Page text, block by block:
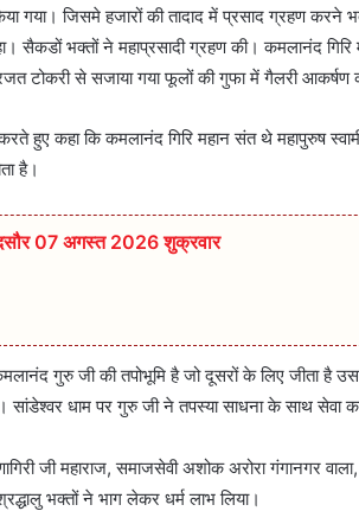
गया। जिसमे हजारों की तादाद में प्रसाद ग्रहण करने
सैकडों भक्तों ने महाप्रसादी ग्रहण की। कमलानंद गिरि
टोकरी से सजाया गया फूलों की गुफा में गैलरी आकर्षण
करते हुए कहा कि कमलानंद गिरि महान संत थे महापुरुष
है।
07 अगस्त 2026 शुक्रवार
गुरु जी की तपोभूमि है जो दूसरों के लिए जीता है
धाम पर गुरु जी ने तपस्या साधना के साथ सेवा
जी महाराज, समाजसेवी अशोक अरोरा गंगानगर
भक्तों ने भाग लेकर धर्म लाभ लिया।